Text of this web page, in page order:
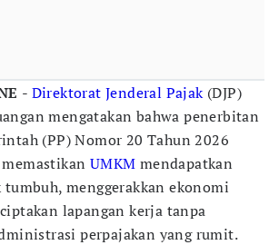
- Direktorat Jenderal Pajak(DJP)
mengatakan bahwa penerbitan
(PP) Nomor 20 Tahun 2026
UMKM mendapatkan
menggerakkan ekonomi
lapangan kerja tanpa
perpajakan yang rumit.